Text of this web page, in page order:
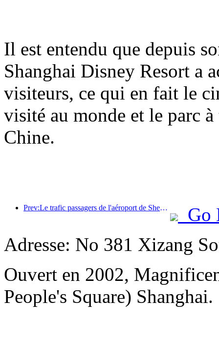
Il est entendu que depuis
Shanghai Disney Resort a
visiteurs, ce qui en fait le
visité au monde et le parc
Chine.
Prev:Le trafic passagers de l'aéroport de Shenzhen a dépassé les 3 millions cette année, établissant un nouveau record pour la même période.
Go
Adresse: No 381 Xizang
Ouvert en 2002,
People's Square) Shanghai.